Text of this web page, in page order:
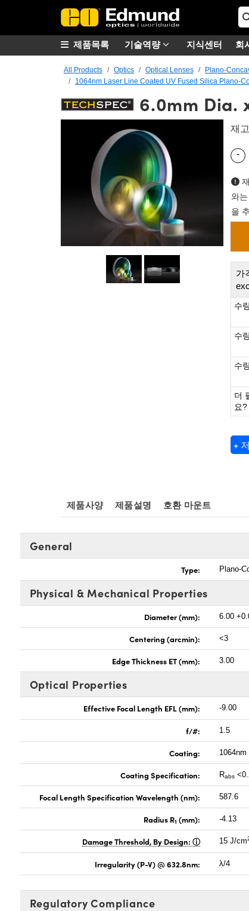
기술역량 지식센터 회
제품목록
All Products Optics Optical Lenses
Plano-
1064nm Laser Line Coated UV Fused Silica Plano-
6.0mm Dia.
재
-
와
을
가
수
수
수
더
요?
+
제품사양 제품설명 호환 마운트
General
Type: Plano-
Physical & Mechanical Properties
Diameter (mm): 6.00
Centering (arcmin): <3
Edge Thickness ET (mm): 3.00
Optical Properties
Effective Focal Length EFL (mm): -9.00
f/#: 1.5
Coating: 1064nm
Coating Specification: Rabs
Focal Length Specification Wavelength (nm): 587.6
Radius R1 (mm): -4.13
Damage Threshold, By Design: 15 J/cm
Irregularity (P-V) @ 632.8nm: λ/4
Regulatory Compliance